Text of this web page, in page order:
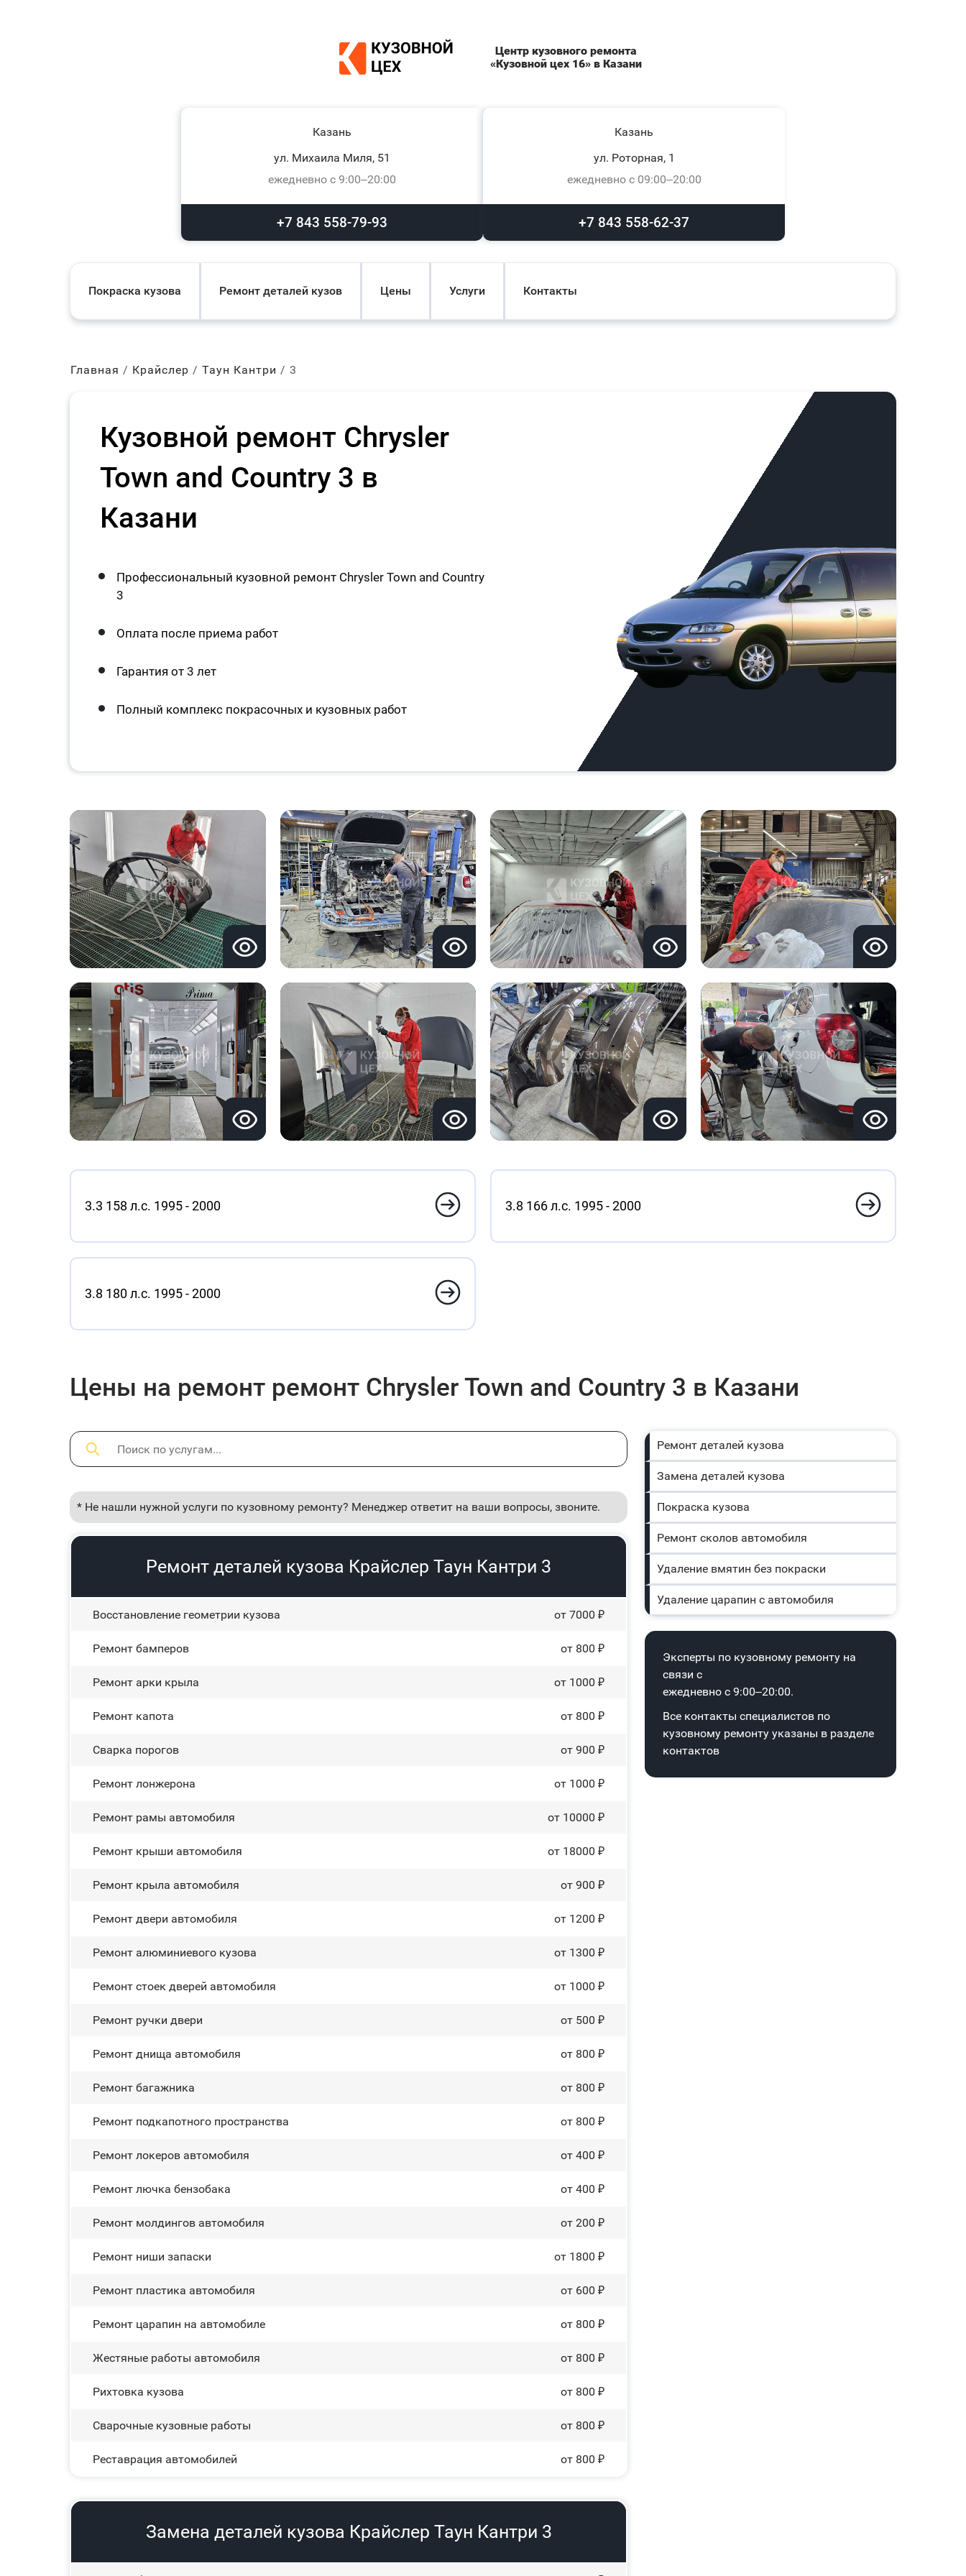
Центр кузовного ремонта
«Кузовной цех 16» в Казани
Казань
ул. Михаила Миля, 51
ежедневно с 9:00–20:00
+7 843 558-79-93
Казань
ул. Роторная, 1
ежедневно с 09:00–20:00
+7 843 558-62-37
Покраска кузова Ремонт деталей кузов Цены Услуги Контакты
Главная Крайслер Таун Кантри 3
Кузовной ремонт Chrysler
Town and Country 3 в
Казани
Профессиональный кузовной ремонт Chrysler Town and Country
3
Оплата после приема работ
Гарантия от 3 лет
Полный комплекс покрасочных и кузовных работ
3.3 158 л.с. 1995 - 2000 3.8 166 л.с. 1995 - 2000
3.8 180 л.с. 1995 - 2000
Цены на ремонт ремонт Chrysler Town and Country 3 в Казани
* Не нашли нужной услуги по кузовному ремонту? Менеджер ответит на ваши вопросы, звоните.
Ремонт деталей кузова Крайслер Таун Кантри 3
Восстановление геометрии кузова от 7000 ₽
Ремонт бамперов от 800 ₽
Ремонт арки крыла от 1000 ₽
Ремонт капота от 800 ₽
Сварка порогов от 900 ₽
Ремонт лонжерона от 1000 ₽
Ремонт рамы автомобиля от 10000 ₽
Ремонт крыши автомобиля от 18000 ₽
Ремонт крыла автомобиля от 900 ₽
Ремонт двери автомобиля от 1200 ₽
Ремонт алюминиевого кузова от 1300 ₽
Ремонт стоек дверей автомобиля от 1000 ₽
Ремонт ручки двери от 500 ₽
Ремонт днища автомобиля от 800 ₽
Ремонт багажника от 800 ₽
Ремонт подкапотного пространства от 800 ₽
Ремонт лoĸepoв автомобиля от 400 ₽
Ремонт лючка бензобака от 400 ₽
Ремонт молдингов автомобиля от 200 ₽
Ремонт ниши запаски от 1800 ₽
Ремонт пластика автомобиля от 600 ₽
Ремонт царапин на автомобиле от 800 ₽
Жестяные работы автомобиля от 800 ₽
Рихтовка кузова от 800 ₽
Сварочные кузовные работы от 800 ₽
Реставрация автомобилей от 800 ₽
Замена деталей кузова Крайслер Таун Кантри 3
Ремонт деталей кузова
Замена деталей кузова
Покраска кузова
Ремонт сколов автомобиля
Удаление вмятин без покраски
Удаление царапин с автомобиля
Эксперты по кузовному ремонту на
связи с
ежедневно с 9:00–20:00.
Все контакты специалистов по
кузовному ремонту указаны в разделе
контактов